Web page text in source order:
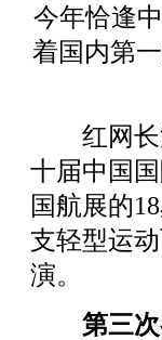
今年恰逢
着国内第
红网
十届中国
国航展的
支轻型运
演。
第三